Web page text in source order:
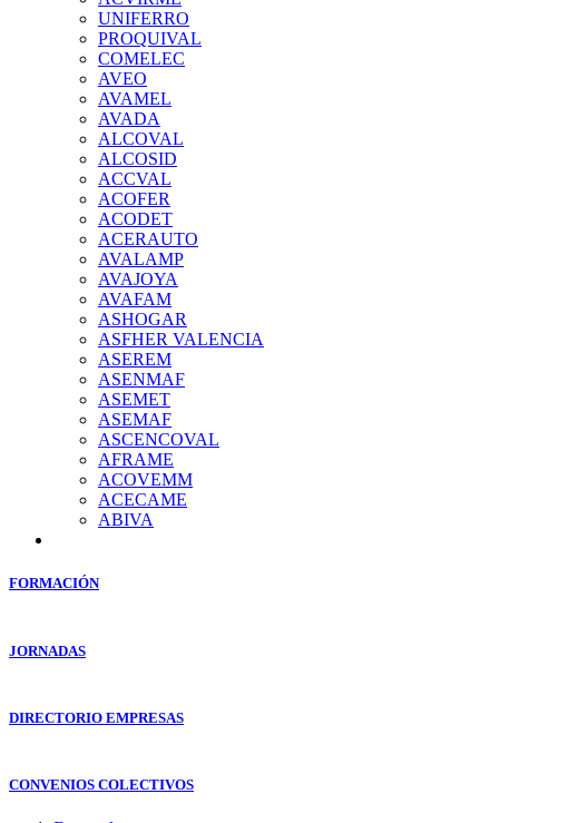
UNIFERRO
PROQUIVAL
COMELEC
AVEO
AVAMEL
AVADA
ALCOVAL
ALCOSID
ACCVAL
ACOFER
ACODET
ACERAUTO
AVALAMP
AVAJOYA
AVAFAM
ASHOGAR
ASFHER VALENCIA
ASEREM
ASENMAF
ASEMET
ASEMAF
ASCENCOVAL
AFRAME
ACOVEMM
ACECAME
ABIVA
FORMACIÓN
JORNADAS
DIRECTORIO EMPRESAS
CONVENIOS COLECTIVOS